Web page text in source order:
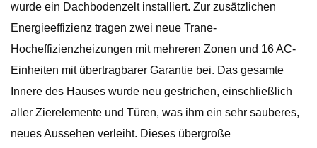
wurde ein Dachbodenzelt installiert. Zur zusätzlichen
Energieeffizienz tragen zwei neue Trane-
Hocheffizienzheizungen mit mehreren Zonen und 16 AC-
Einheiten mit übertragbarer Garantie bei. Das gesamte
Innere des Hauses wurde neu gestrichen, einschließlich
aller Zierelemente und Türen, was ihm ein sehr sauberes,
neues Aussehen verleiht. Dieses übergroße